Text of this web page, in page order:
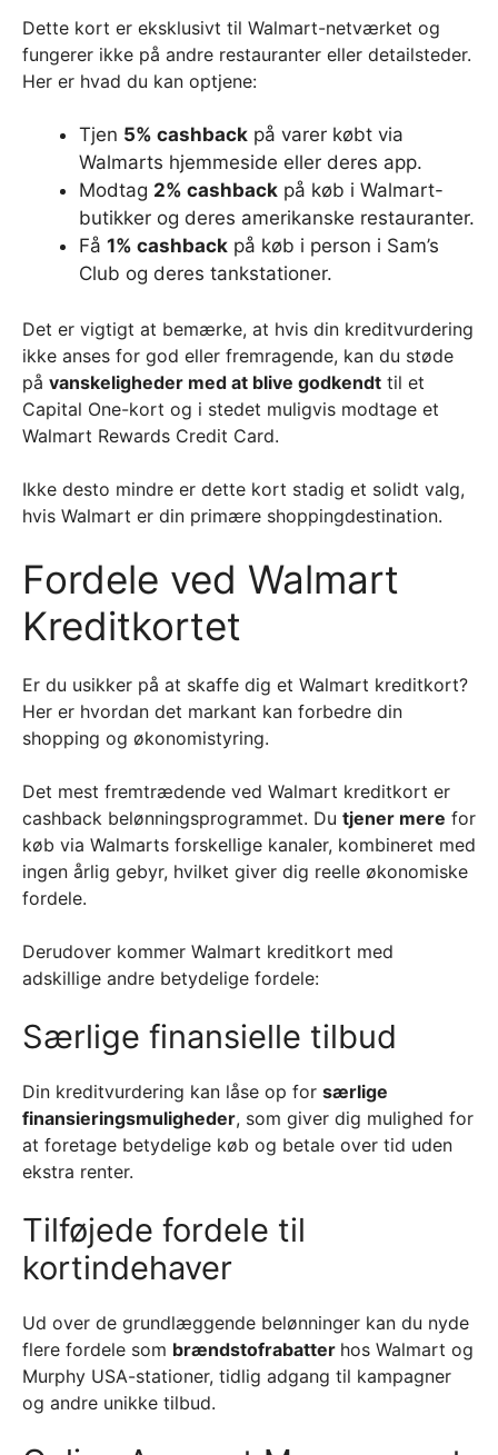
Dette kort er eksklusivt til Walmart-netværket og
fungerer ikke på andre restauranter eller detailsteder.
Her er hvad du kan optjene:
Tjen 5% cashback på varer købt via
Walmarts hjemmeside eller deres app.
Modtag 2% cashback på køb i Walmart-
butikker og deres amerikanske restauranter.
Få 1% cashback på køb i person i Sam’s
Club og deres tankstationer.
Det er vigtigt at bemærke, at hvis din kreditvurdering
ikke anses for god eller fremragende, kan du støde
på vanskeligheder med at blive godkendt til et
Capital One-kort og i stedet muligvis modtage et
Walmart Rewards Credit Card.
Ikke desto mindre er dette kort stadig et solidt valg,
hvis Walmart er din primære shoppingdestination.
Fordele ved Walmart
Kreditkortet
Er du usikker på at skaffe dig et Walmart kreditkort?
Her er hvordan det markant kan forbedre din
shopping og økonomistyring.
Det mest fremtrædende ved Walmart kreditkort er
cashback belønningsprogrammet. Du tjener mere for
køb via Walmarts forskellige kanaler, kombineret med
ingen årlig gebyr, hvilket giver dig reelle økonomiske
fordele.
Derudover kommer Walmart kreditkort med
adskillige andre betydelige fordele:
Særlige finansielle tilbud
Din kreditvurdering kan låse op for særlige
finansieringsmuligheder, som giver dig mulighed for
at foretage betydelige køb og betale over tid uden
ekstra renter.
Tilføjede fordele til
kortindehaver
Ud over de grundlæggende belønninger kan du nyde
flere fordele som brændstofrabatter hos Walmart og
Murphy USA-stationer, tidlig adgang til kampagner
og andre unikke tilbud.